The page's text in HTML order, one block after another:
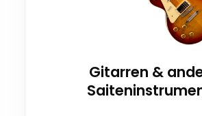
Gitarren &